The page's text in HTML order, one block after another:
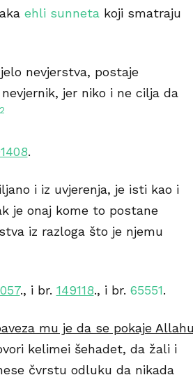
ehli sunnetakoji smatraju
nevjerstva, postaje
jer niko i ne cilja da
2
.
i iz uvjerenja, je isti kao i
je onaj kome to postane
iz razloga što je njemu
., i br. 149118., i br. 65551.
mu je da se pokaje Allahu
kelimei šehadet, da žali i
čvrstu odluku da nikada